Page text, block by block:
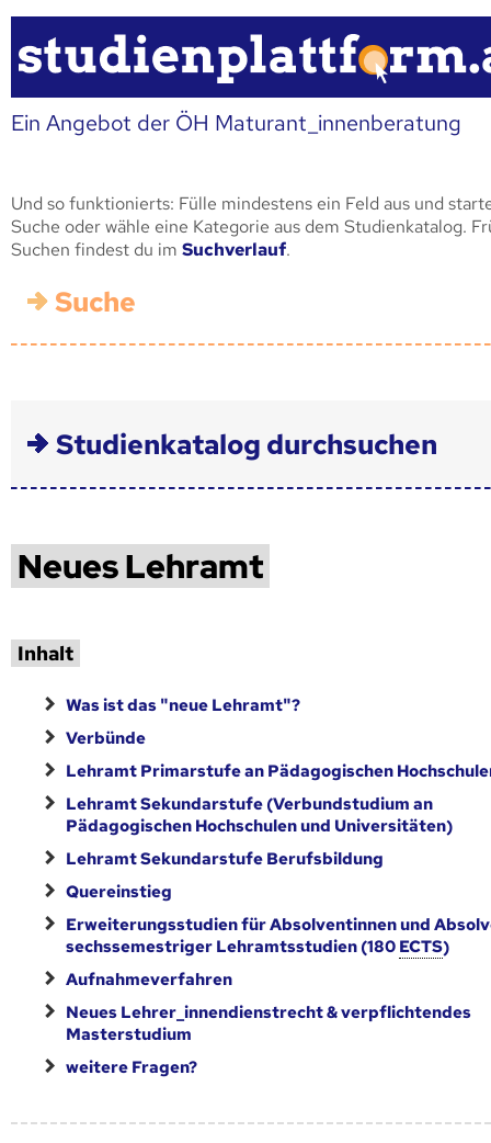
Ein Angebot der ÖH Maturant_innenberatung
Und so funktionierts: Fülle mindestens ein Feld aus und
Suche oder wähle eine Kategorie aus dem Studienkatalog.
Suchen findest du im Suchverlauf.
Suche
Studienkatalog durchsuchen
Neues Lehramt
Inhalt
Was ist das "neue Lehramt"?
Verbünde
Lehramt Primarstufe an Pädagogischen
Lehramt Sekundarstufe (Verbundstudium an
Pädagogischen Hoch­schulen und Universitäten)
Lehramt Sekundarstufe Berufsbildung
Quereinstieg
Erweiterungsstudien für Absolventinnen und
sechssemestriger Lehramtsstudien (180 ECTS)
Aufnahmeverfahren
Neues Lehrer_innendienstrecht & verpflichtendes
Masterstudium
weitere Fragen?